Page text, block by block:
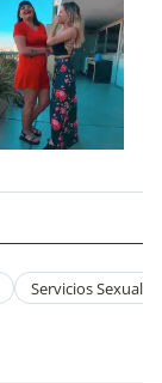
Servicios Sexuales